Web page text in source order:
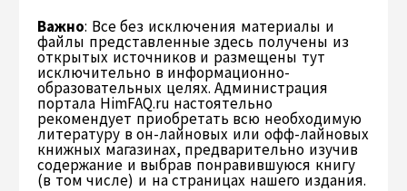
Важно: Все без исключения материалы и
файлы представленные здесь получены из
открытых источников и размещены тут
исключительно в информационно-
образовательных целях. Администрация
портала HimFAQ.ru настоятельно
рекомендует приобретать всю необходимую
литературу в он-лайновых или офф-лайновых
книжных магазинах, предварительно изучив
содержание и выбрав понравившуюся книгу
(в том числе) и на страницах нашего издания.